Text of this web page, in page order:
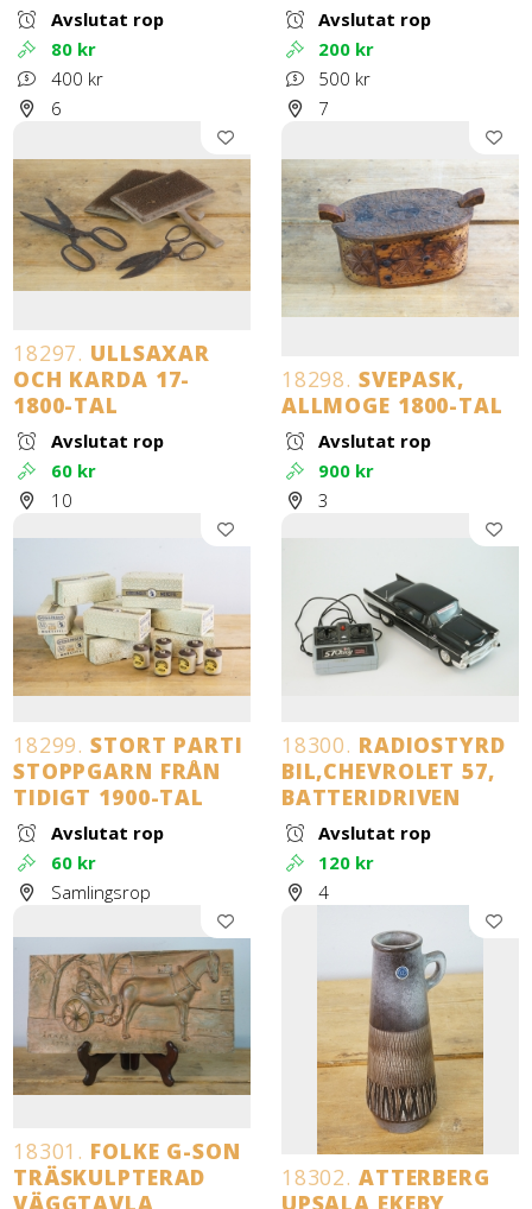
Avslutat rop
80 kr
400 kr
6
Avslutat rop
200 kr
500 kr
7
18297. ULLSAXAR
OCH KARDA 17-
1800-TAL
Avslutat rop
60 kr
10
18298. SVEPASK,
ALLMOGE 1800-TAL
Avslutat rop
900 kr
3
18299. STORT PARTI
STOPPGARN FRÅN
TIDIGT 1900-TAL
Avslutat rop
60 kr
Samlingsrop
18300. RADIOSTYRD
BIL,CHEVROLET 57,
BATTERIDRIVEN
Avslutat rop
120 kr
4
18301. FOLKE G-SON
TRÄSKULPTERAD
18302. ATTERBERG